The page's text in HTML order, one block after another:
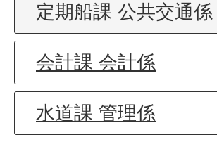
定期船課 公共交通係
会計課 会計係
水道課 管理係